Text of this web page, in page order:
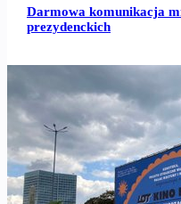
Darmowa komunikacja
prezydenckich